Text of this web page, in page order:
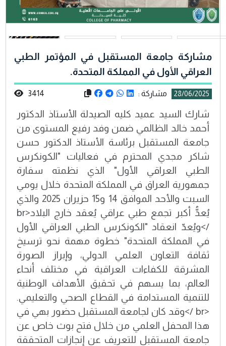
مشاركة جامعة المستقبل في المؤتمر الطبي
العراقي الأول في المملكة المتحدة.
28/06/2025 مشاركة : 3414
شارك السيد عميد كليه الصيدلة الأستاذ الدكتور
أحمد خالد الظالمي ضمن وفد رفيع المستوى من
جامعة المستقبل برئاسة الأستاذ الدكتور حسن
شاكر مجدي المحترم في فعاليات "الكونكرس
الطبي العراقي الأول" الذي نظمته سفارة
جمهورية العراق في المملكة المتحدة خلال يومي
السبت والأحد الموافق 14 و15 حزيران 2025 والذي
يُعدُّ أكبر تجمع طبي عراقي يُعقد خارج البلاد<br
/>ويُعدّ انعقاد "الكونكرس الطبي العراقي الأول
في المملكة المتحدة" خطوة مهمة نحو ترسيخ
ثقافة التعاون العلمي الدولي، وإبراز الصورة
المشرقة للكفاءات العراقية في مختلف أنحاء
العالم، بما يسهم في تحقيق الأهداف الوطنية
للتنمية المستدامة في القطاع الصحي والتعليمي.
<br />وقد كان لجامعة المستقبل حضور بهي في
هذا المحفل العلمي من خلال فتح بوث خاص عن
جامعة المستقبل للتعريف عن إنجازات المتحققة